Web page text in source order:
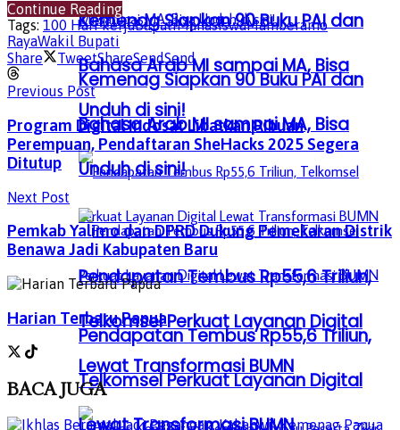
Kemenag Siapkan 90 Buku PAI dan
Bahasa Arab MI sampai MA, Bisa
Unduh di sini!
Pendapatan Tembus Rp55,6 Triliun,
Telkomsel Perkuat Layanan Digital
Lewat Transformasi BUMN
Kemenag Siapkan 90 Buku PAI dan
Bahasa Arab MI sampai MA, Bisa
Unduh di sini!
Pendapatan Tembus Rp55,6 Triliun,
Telkomsel Perkuat Layanan Digital
Lewat Transformasi BUMN
Continue Reading
Tags: 100 Hari kerjaBupatiMahasiswaMamberamo
RayaWakil Bupati
Share
TweetShareSendSend
Previous Post
Program Digital Indosat Libatkan Ribuan
Perempuan, Pendaftaran SheHacks 2025 Segera
Ditutup
Next Post
Pemkab Yalimo dan DPRD Dukung Pemekaran Distrik
Benawa Jadi Kabupaten Baru
Harian Terbaru Papua
BACAJUGA